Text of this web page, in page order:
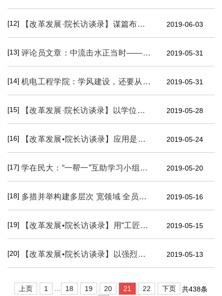
[12] 【改革发展·院长访谈录】谋篇布局敢为先 攻坚克难勇向前——对话环境与资源学院院长吕国忠 2019-06-03
[13] 评论员文章：中流击水正当时—— 一论“学在民大” 2019-05-31
[14] 机电工程学院：学风建设，还要从“双创”说起 2019-05-31
[15] 【改革发展·院长访谈录】以学位点建设为契机 以学科建设为基础全面提升信息类学科的建设水平——对话信息与通信工程学院院长张俊星 2019-05-28
[16] 【改革发展•院长访谈录】应用是根 创新是魂：下大力气培养学生的工程应用能力及应用创新精神——对话土木工程学院院长王振 2019-05-24
[17] 学在民大：“一帮一”互助学习小组活动侧记 2019-05-20
[18] 多措并举构建多层次 宽领域 全员参与就业工作大格局 ——环境与资源学院就业工作综述 2019-05-16
[19] 【改革发展•院长访谈录】用“工匠精神”培养专业人才——对话生命科学学院院长张树彪 2019-05-15
[20] 【改革发展•院长访谈录】以强烈创新意识和多元文化共存作为高水平商学院未来发展引擎——对话国际商学院院长张巨勇 2019-05-13
上页 1 18 19 20 21 22 下页
共438条